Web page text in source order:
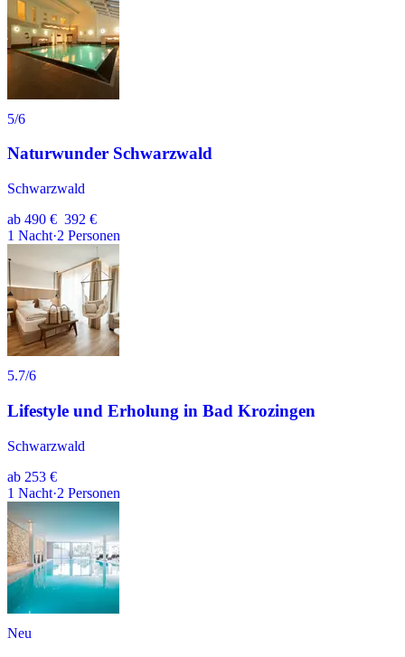
5/6
Naturwunder Schwarzwald
Schwarzwald
ab 490 € 392 €
1 Nacht·2 Personen
5.7/6
Lifestyle und Erholung in Bad Krozingen
Schwarzwald
ab 253 €
1 Nacht·2 Personen
Neu